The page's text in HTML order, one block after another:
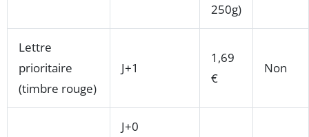
250g)
Lettre
prioritaire
(timbre rouge)
J+1
1,69
€
Non
J+0